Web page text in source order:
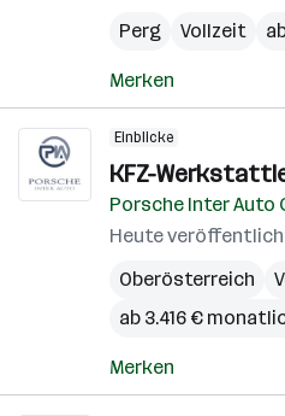
Perg
Vollzeit
Merken
Einblicke
KFZ-
Porsche Inter Auto
Heute
Oberösterreich
ab 3.416 €
Merken